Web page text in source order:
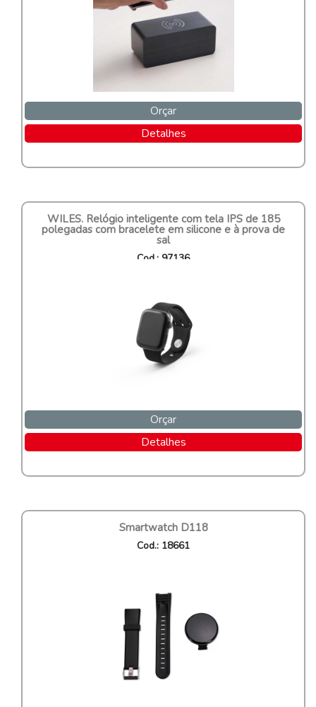
Orçar
Detalhes
WILES. Relógio inteligente com tela IPS de 185
polegadas com bracelete em silicone e à prova de
sal
Cod.: 97136
Orçar
Detalhes
Smartwatch D118
Cod.: 18661